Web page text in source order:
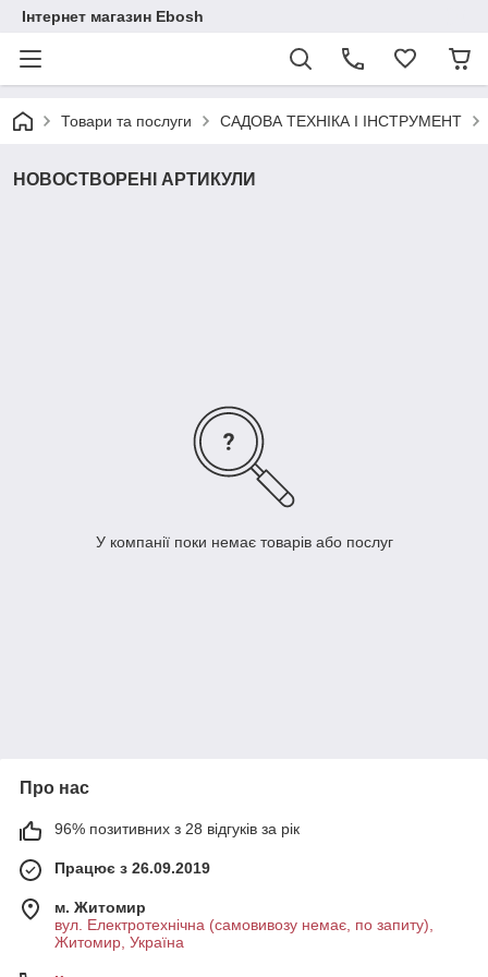
Інтернет магазин Ebosh
Товари та послуги САДОВА ТЕХНІКА І ІНСТРУМЕНТ
НОВОСТВОРЕНІ АРТИКУЛИ
У компанії поки немає товарів або послуг
Про нас
96% позитивних з 28 відгуків за рік
Працює з 26.09.2019
м. Житомир
вул. Електротехнічна (самовивозу немає, по запиту),
Житомир, Україна